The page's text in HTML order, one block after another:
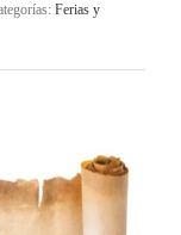
Ferias y